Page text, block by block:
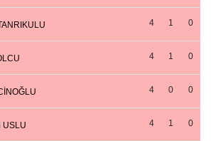
4 1 0
4 1 0
4 0 0
USLU 4 1 0